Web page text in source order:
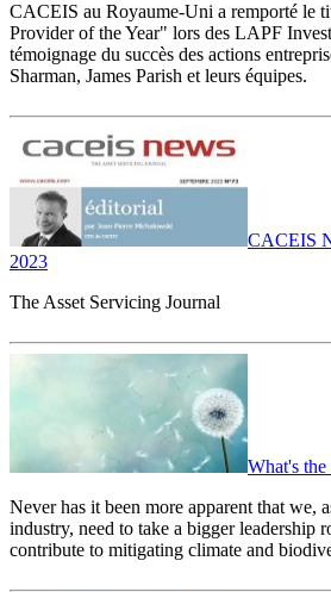
CACEIS au Royaume-Uni a remporté le
Provider of the Year" lors des LAPF
témoignage du succès des actions
Sharman, James Parish et leurs équipes.
CACEIS
2023
The Asset Servicing Journal
What's
Never has it been more apparent that we,
industry, need to take a bigger leadership
contribute to mitigating climate and